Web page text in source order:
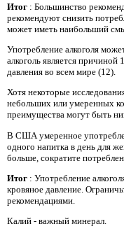
Итог : Большинство
рекомендуют снизить
может иметь наибольший
Употребление алкоголя
алкоголь является
давления во всем мире (12).
Хотя некоторые
небольших или умеренных
преимущества могут быть
В США умеренное
одного напитка в день для
больше, сократите
Итог : Употребление
кровяное давление.
рекомендациями.
Калий - важный минерал.